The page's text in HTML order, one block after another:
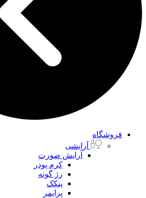
فروشگاه
آرایشی
آرایش صورت
کرم پودر
رژ گونه
پنکک
پرایمر